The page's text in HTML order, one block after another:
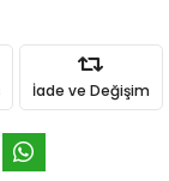
İade ve Değişim